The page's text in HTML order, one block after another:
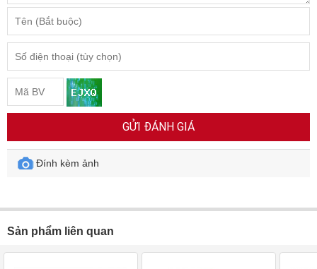
GỬI ĐÁNH GIÁ
Đính kèm ảnh
Sản phẩm liên quan